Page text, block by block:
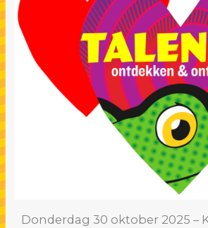
Donderdag 30 oktober 2025 –